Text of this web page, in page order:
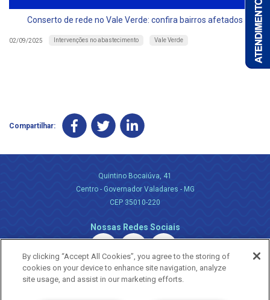
Conserto de rede no Vale Verde: confira bairros afetados
02/09/2025 Intervenções no abastecimento Vale Verde
Compartilhar:
Quintino Bocaiúva, 41
Centro - Governador Valadares - MG
CEP 35010-220
Nossas Redes Sociais
By clicking “Accept All Cookies”, you agree to the storing of
cookies on your device to enhance site navigation, analyze
site usage, and assist in our marketing efforts.